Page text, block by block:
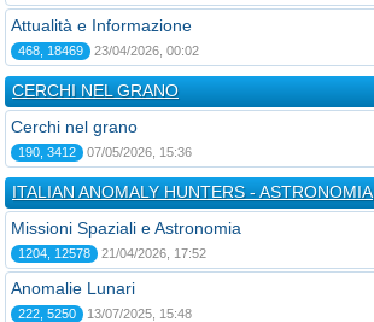
Attualità e Informazione
468, 18469 23/04/2026, 00:02
CERCHI NEL GRANO
Cerchi nel grano
190, 3412 07/05/2026, 15:36
ITALIAN ANOMALY HUNTERS - ASTRONOMIA
Missioni Spaziali e Astronomia
1204, 12578 21/04/2026, 17:52
Anomalie Lunari
222, 5250 13/07/2025, 15:48